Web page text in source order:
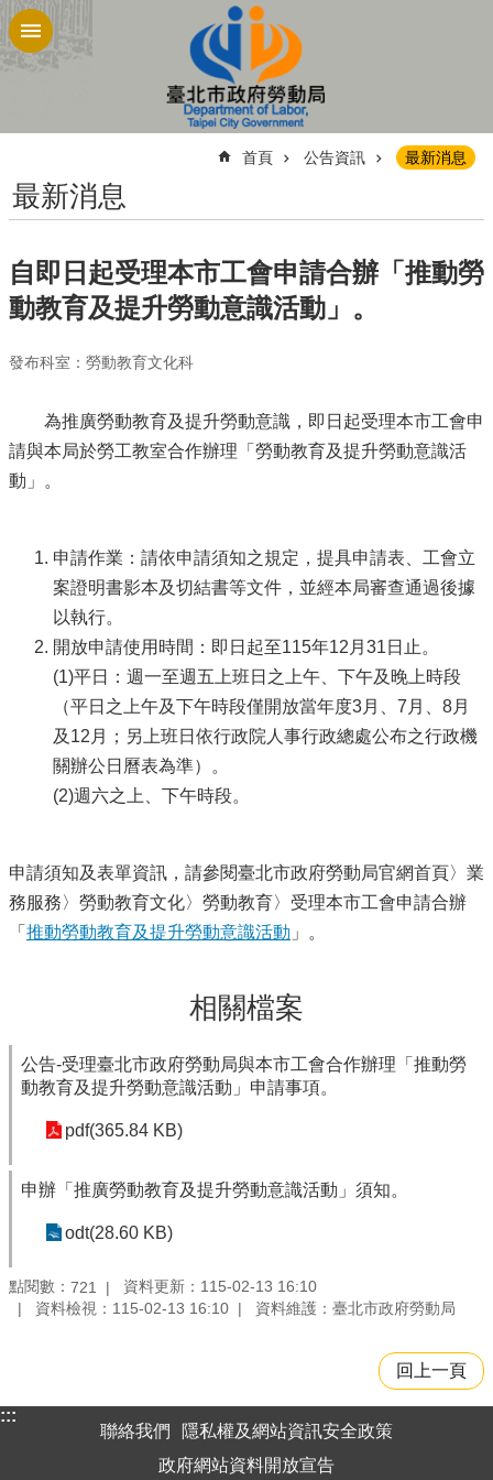
跳到主要內容區塊
首頁 公告資訊 最新消息
最新消息
自即日起受理本市工會申請合辦「推動勞
動教育及提升勞動意識活動」。
發布科室：勞動教育文化科
為推廣勞動教育及提升勞動意識，即日起受理本市工會申
請與本局於勞工教室合作辦理「勞動教育及提升勞動意識活
動」。
申請作業：請依申請須知之規定，提具申請表、工會立
案證明書影本及切結書等文件，並經本局審查通過後據
以執行。
開放申請使用時間：即日起至115年12月31日止。
(1)平日：週一至週五上班日之上午、下午及晚上時段
（平日之上午及下午時段僅開放當年度3月、7月、8月
及12月；另上班日依行政院人事行政總處公布之行政機
關辦公日曆表為準）。
(2)週六之上、下午時段。
申請須知及表單資訊，請參閱臺北市政府勞動局官網首頁〉業
務服務〉勞動教育文化〉勞動教育〉受理本市工會申請合辦
「 推動勞動教育及提升勞動意識活動 」。
相關檔案
公告-受理臺北市政府勞動局與本市工會合作辦理「推動勞
動教育及提升勞動意識活動」申請事項。
pdf(365.84 KB)
申辦「推廣勞動教育及提升勞動意識活動」須知。
odt(28.60 KB)
點閱數： 721
資料更新：115-02-13 16:10
資料檢視：115-02-13 16:10
資料維護：臺北市政府勞動局
回上一頁
:::
聯絡我們
隱私權及網站資訊安全政策
政府網站資料開放宣告